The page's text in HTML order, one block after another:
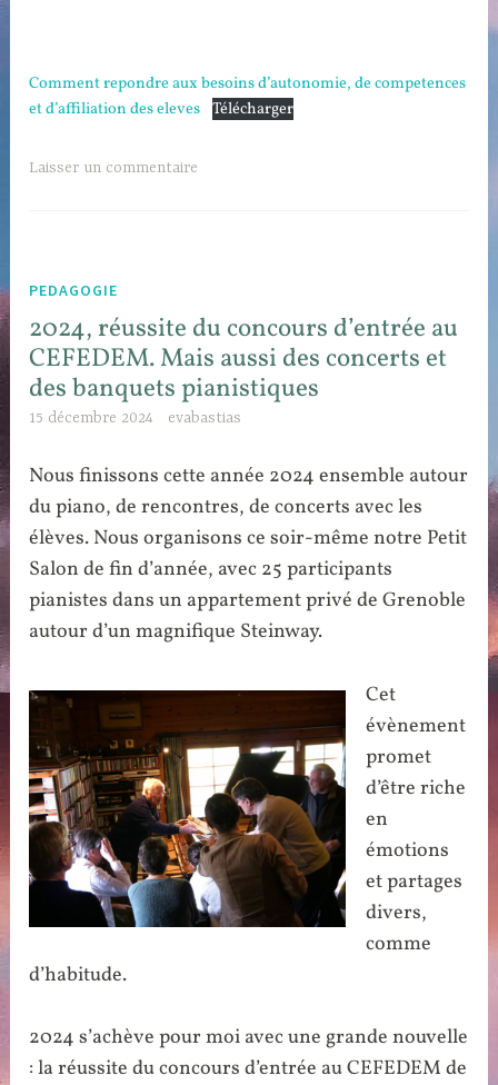
Comment repondre aux besoins d’autonomie, de competences
et d’affiliation des eleves Télécharger
Laisser un commentaire
PEDAGOGIE
2024, réussite du concours d’entrée au
CEFEDEM. Mais aussi des concerts et
des banquets pianistiques
15 décembre 2024 evabastias
Nous finissons cette année 2024 ensemble autour
du piano, de rencontres, de concerts avec les
élèves. Nous organisons ce soir-même notre Petit
Salon de fin d’année, avec 25 participants
pianistes dans un appartement privé de Grenoble
autour d’un magnifique Steinway.
Cet
évènement
promet
d’être riche
en
émotions
et partages
divers,
comme
d’habitude.
2024 s’achève pour moi avec une grande nouvelle
: la réussite du concours d’entrée au CEFEDEM de